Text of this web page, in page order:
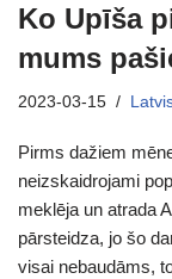
Ko Upīša
mums
2023-03-15
Pirms dažiem
neizskaidrojami
meklēja un atrada
pārsteidza, jo šo
visai nebaudāms,